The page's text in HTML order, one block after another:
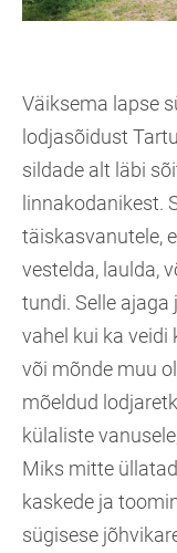
Väiksema lapse
lodjasõidust
sildade alt läbi
linnakodanikest.
täiskasvanutele,
vestelda, laulda,
tundi. Selle
vahel kui ka veidi
või mõnde muu
mõeldud
külaliste
Miks mitte
kaskede ja
sügisese